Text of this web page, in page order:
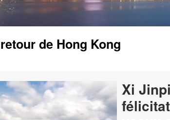
de Hong Kong
Xi